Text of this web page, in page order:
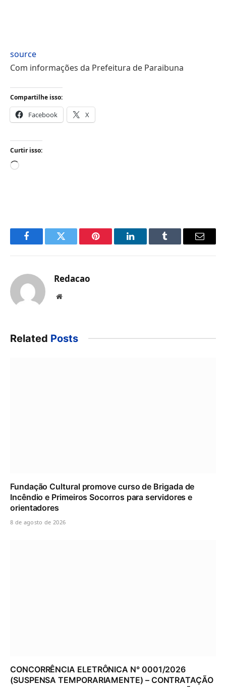
source
Com informações da Prefeitura de Paraibuna
Compartilhe isso:
Facebook X
Curtir isso:
Carregando...
FacebookTwitter Pinterest LinkedInTumblr Email
Redacao
Website
Related Posts
Fundação Cultural promove curso de Brigada de
Incêndio e Primeiros Socorros para servidores e
orientadores
8 de agosto de 2026
CONCORRÊNCIA ELETRÔNICA N° 0001/2026
(SUSPENSA TEMPORARIAMENTE) – CONTRATAÇÃO